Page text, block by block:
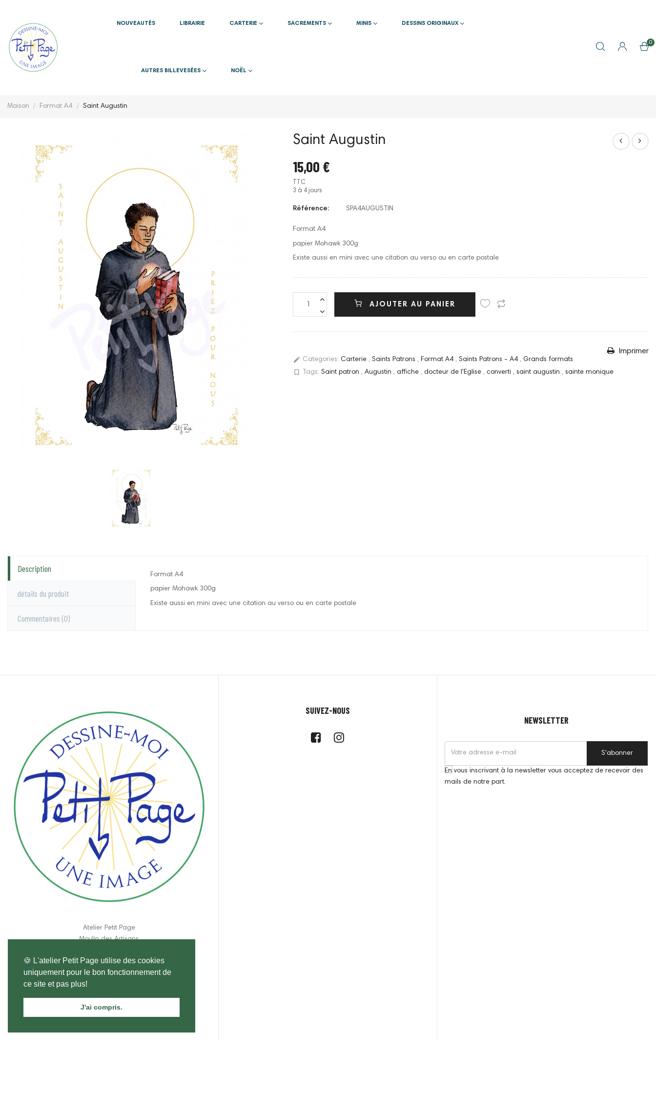
🍪 L'atelier Petit Page utilise des cookies
uniquement pour le bon fonctionnement de
ce site et pas plus!
J'ai compris.
NOUVEAUTÉS LIBRAIRIE CARTERIE SACREMENTS MINIS DESSINS ORIGINAUX
AUTRES BILLEVESÉES NOËL
0
Maison Format A4 Saint Augustin
Saint Augustin
15,00 €
TTC
3 à 4 jours
Référence: SPA4AUGUSTIN
Format A4
papier Mohawk 300g
Existe aussi en mini avec une citation au verso ou en carte postale
AJOUTER AU PANIER
Imprimer
edit Categories: Carterie , Saints Patrons , Format A4 , Saints Patrons - A4 , Grands formats
bookmark_border Tags: Saint patron , Augustin , affiche , docteur de l'Eglise , converti , saint augustin , sainte monique
Description
détails du produit
Commentaires (0)
Format A4
papier Mohawk 300g
Existe aussi en mini avec une citation au verso ou en carte postale
Atelier Petit Page
Moulin des Artisans
37460 Genillé
France
atelier.petitpage@gmail.com
SUIVEZ-NOUS
NEWSLETTER
S'abonner
En vous inscrivant à la newsletter vous acceptez de recevoir des
mails de notre part.